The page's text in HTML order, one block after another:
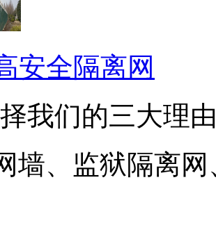
安全隔离网
我们的三大理
墙、监狱隔离